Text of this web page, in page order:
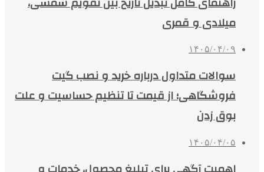
میلادی و قمری
۱۴۰۵/۰۴/۰۹
سوالات متداول درباره خرید و نصب گیت
فروشگاهی؛ از قیمت تا تنظیم حساسیت و علت
بوق زدن
۱۴۰۵/۰۴/۰۵